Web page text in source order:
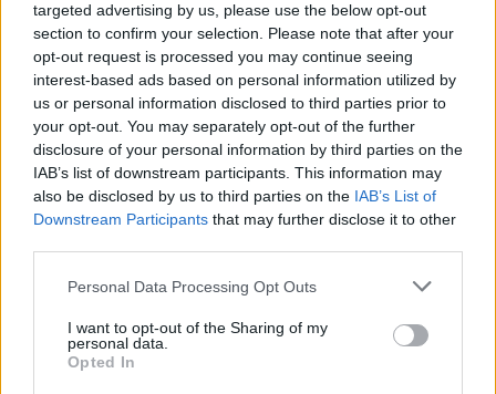
targeted advertising by us, please use the below opt-out
section to confirm your selection. Please note that after your
opt-out request is processed you may continue seeing
interest-based ads based on personal information utilized by
us or personal information disclosed to third parties prior to
your opt-out. You may separately opt-out of the further
disclosure of your personal information by third parties on the
IAB’s list of downstream participants. This information may
also be disclosed by us to third parties on the IAB’s List of
Downstream Participants that may further disclose it to other
Personal Data Processing Opt Outs
I want to opt-out of the Sharing of my
personal data.
Opted In
LEGNANO
Stand, incontri con gli autori e
attività per i più piccoli: Legnano si
trasforma in una “Piazza di Libri”